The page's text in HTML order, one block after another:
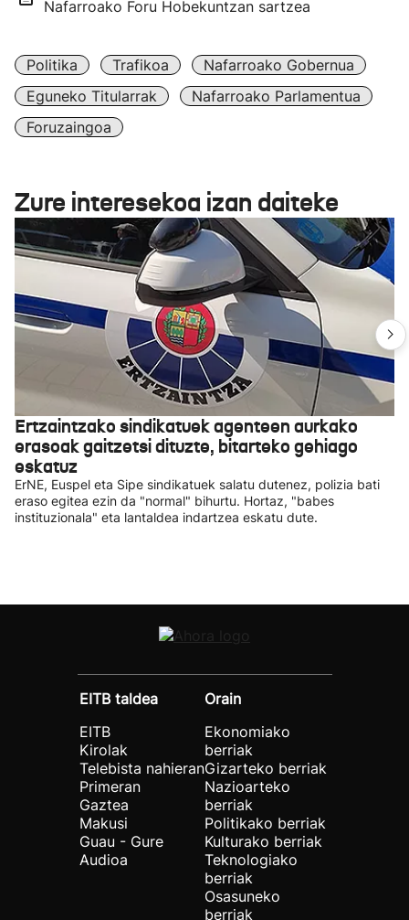
Nafarroako Foru Hobekuntzan sartzea
Politika Trafikoa
Nafarroako Gobernua
Eguneko Titularrak
Nafarroako Parlamentua
Foruzaingoa
Zure interesekoa izan daiteke
Ertzaintzako sindikatuek agenteen aurkako
erasoak gaitzetsi dituzte, bitarteko gehiago
eskatuz
ErNE, Euspel eta Sipe sindikatuek salatu dutenez, polizia bati
eraso egitea ezin da "normal" bihurtu. Hortaz, "babes
instituzionala" eta lantaldea indartzea eskatu dute.
EITB taldea
EITB
Kirolak
Telebista nahieran
Primeran
Gaztea
Makusi
Guau - Gure
Audioa
Orain
Ekonomiako
berriak
Gizarteko berriak
Nazioarteko
berriak
Politikako berriak
Kulturako berriak
Teknologiako
berriak
Osasuneko
berriak